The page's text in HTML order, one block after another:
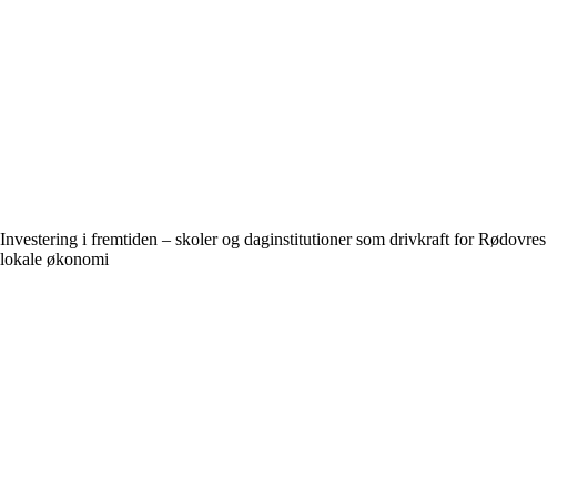
Investering i fremtiden – skoler og daginstitutioner som drivkraft for Rødovres
lokale økonomi